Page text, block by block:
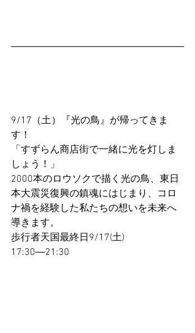
9/17（土）『光の鳥』が帰ってきま
す！
「すずらん商店街で一緒に光を灯しま
しょう！」
2000本のロウソクで描く光の鳥、東日
本大震災復興の鎮魂にはじまり、コロ
ナ禍を経験した私たちの想いを未来へ
導きます。
歩行者天国最終日9/17(土)
17:30―21:30